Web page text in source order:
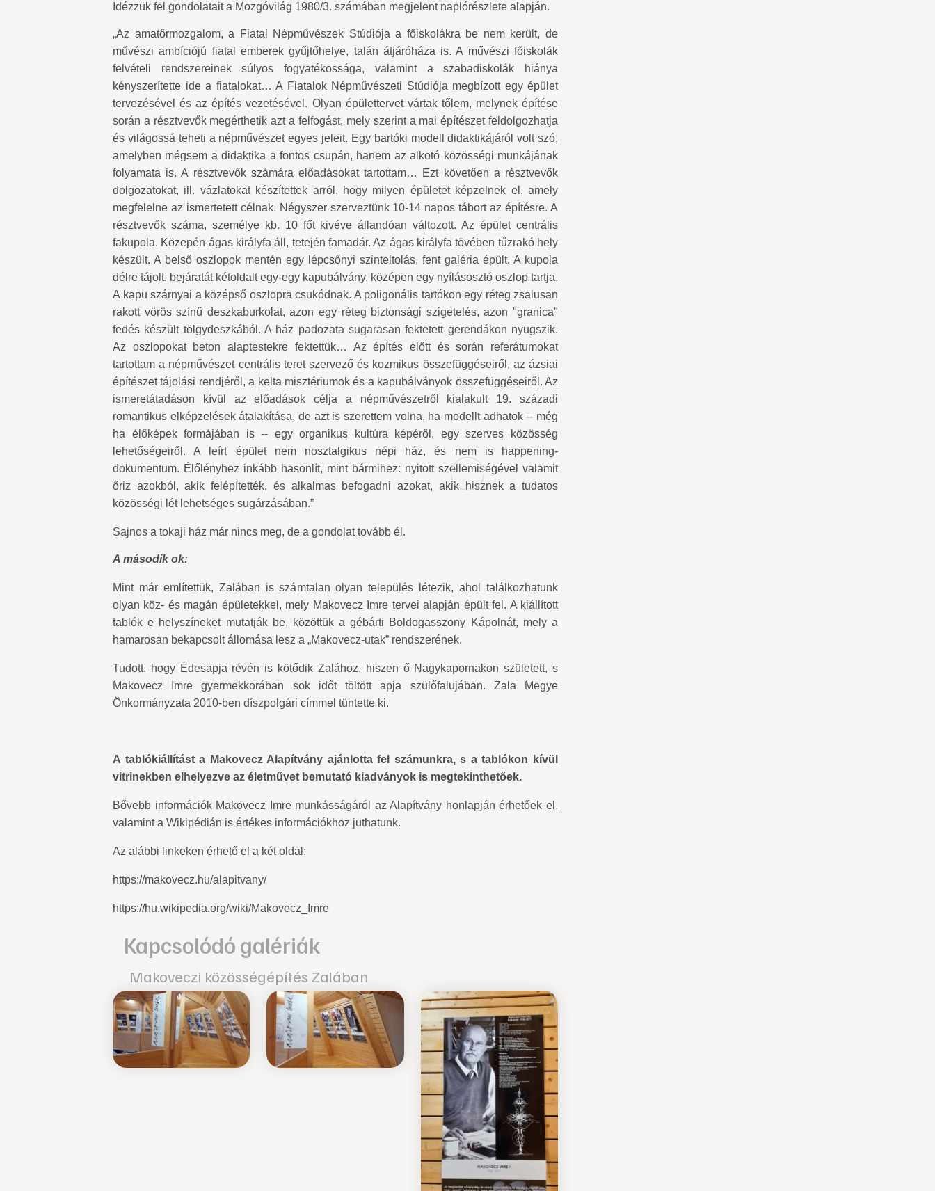
Idézzük fel gondolatait a Mozgóvilág 1980/3. számában megjelent naplórészlete alapján.
„Az amatőrmozgalom, a Fiatal Népművészek Stúdiója a főiskolákra be nem került, de
művészi ambíciójú fiatal emberek gyűjtőhelye, talán átjáróháza is. A művészi főiskolák
felvételi rendszereinek súlyos fogyatékossága, valamint a szabadiskolák hiánya
kényszerítette ide a fiatalokat… A Fiatalok Népművészeti Stúdiója megbízott egy épület
tervezésével és az építés vezetésével. Olyan épülettervet vártak tőlem, melynek építése
során a résztvevők megérthetik azt a felfogást, mely szerint a mai építészet feldolgozhatja
és világossá teheti a népművészet egyes jeleit. Egy bartóki modell didaktikájáról volt szó,
amelyben mégsem a didaktika a fontos csupán, hanem az alkotó közösségi munkájának
folyamata is. A résztvevők számára előadásokat tartottam… Ezt követően a résztvevők
dolgozatokat, ill. vázlatokat készítettek arról, hogy milyen épületet képzelnek el, amely
megfelelne az ismertetett célnak. Négyszer szerveztünk 10-14 napos tábort az építésre. A
résztvevők száma, személye kb. 10 főt kivéve állandóan változott. Az épület centrális
fakupola. Közepén ágas királyfa áll, tetején famadár. Az ágas királyfa tövében tűzrakó hely
készült. A belső oszlopok mentén egy lépcsőnyi szinteltolás, fent galéria épült. A kupola
délre tájolt, bejáratát kétoldalt egy-egy kapubálvány, középen egy nyílásosztó oszlop tartja.
A kapu szárnyai a középső oszlopra csukódnak. A poligonális tartókon egy réteg zsalusan
rakott vörös színű deszkaburkolat, azon egy réteg biztonsági szigetelés, azon "granica"
fedés készült tölgydeszkából. A ház padozata sugarasan fektetett gerendákon nyugszik.
Az oszlopokat beton alaptestekre fektettük… Az építés előtt és során referátumokat
tartottam a népművészet centrális teret szervező és kozmikus összefüggéseiről, az ázsiai
építészet tájolási rendjéről, a kelta misztériumok és a kapubálványok összefüggéseiről. Az
ismeretátadáson kívül az előadások célja a népművészetről kialakult 19. századi
romantikus elképzelések átalakítása, de azt is szerettem volna, ha modellt adhatok -- még
ha élőképek formájában is -- egy organikus kultúra képéről, egy szerves közösség
lehetőségeiről. A leírt épület nem nosztalgikus népi ház, és nem is happening-
dokumentum. Élőlényhez inkább hasonlít, mint bármihez: nyitott szellemiségével valamit
őriz azokból, akik felépítették, és alkalmas befogadni azokat, akik hisznek a tudatos
közösségi lét lehetséges sugárzásában.”
Sajnos a tokaji ház már nincs meg, de a gondolat tovább él.
A második ok:
Mint már említettük, Zalában is számtalan olyan település létezik, ahol találkozhatunk
olyan köz- és magán épületekkel, mely Makovecz Imre tervei alapján épült fel. A kiállított
tablók e helyszíneket mutatják be, közöttük a gébárti Boldogasszony Kápolnát, mely a
hamarosan bekapcsolt állomása lesz a „Makovecz-utak” rendszerének.
Tudott, hogy Édesapja révén is kötődik Zalához, hiszen ő Nagykapornakon született, s
Makovecz Imre gyermekkorában sok időt töltött apja szülőfalujában. Zala Megye
Önkormányzata 2010-ben díszpolgári címmel tüntette ki.
A tablókiállítást a Makovecz Alapítvány ajánlotta fel számunkra, s a tablókon kívül
vitrinekben elhelyezve az életművet bemutató kiadványok is megtekinthetőek.
Bővebb információk Makovecz Imre munkásságáról az Alapítvány honlapján érhetőek el,
valamint a Wikipédián is értékes információkhoz juthatunk.
Az alábbi linkeken érhető el a két oldal:
https://makovecz.hu/alapitvany/
https://hu.wikipedia.org/wiki/Makovecz_Imre
Kapcsolódó galériák
Makoveczi közösségépítés Zalában